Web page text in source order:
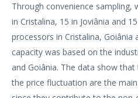
Through convenience sampling,
in Cristalina, 15 in Joviânia and
processors in Cristalina, Goiânia
capacity was based on the
and Goiânia. The data show
the price fluctuation are the